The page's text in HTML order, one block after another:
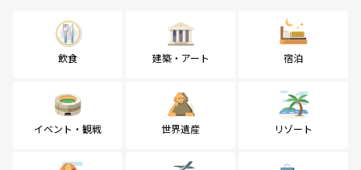
飲食 建築・アート 宿泊
イベント・観戦 世界遺産 リゾート